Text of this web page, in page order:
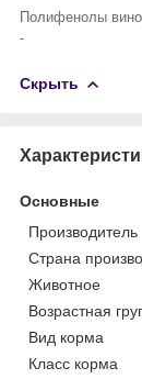
Полифенолы
-
Скрыть
Основные
Производитель
Страна
Животное
Возрастная
Вид корма
Класс корма